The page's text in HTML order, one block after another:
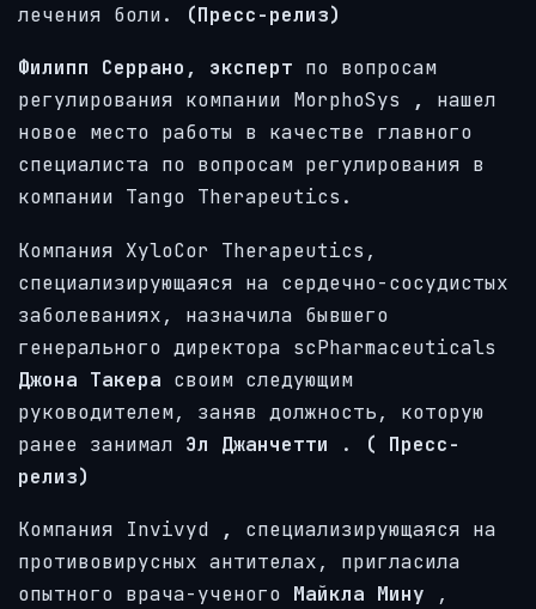
лечения боли.
(Пресс-релиз)
Филипп Серрано, эксперт по вопросам
регулирования компании MorphoSys
,
нашел
новое место работы в качестве главного
специалиста по вопросам регулирования в
компании Tango Therapeutics.
Компания XyloCor Therapeutics,
специализирующаяся на сердечно-сосудистых
заболеваниях, назначила бывшего
генерального директора scPharmaceuticals
Джона Такера своим следующим
руководителем, заняв должность, которую
ранее занимал Эл Джанчетти . (
Пресс-
релиз)
Компания Invivyd ,
специализирующаяся на
противовирусных антителах, пригласила
опытного врача-ученого Майкла Мину ,